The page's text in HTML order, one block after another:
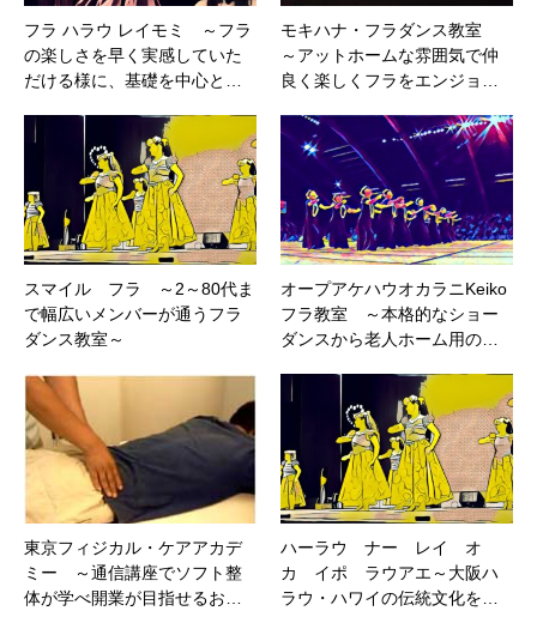
フラ ハラウ レイモミ ～フラ
の楽しさを早く実感していた
だける様に、基礎を中心と…
モキハナ・フラダンス教室
～アットホームな雰囲気で仲
良く楽しくフラをエンジョ…
スマイル フラ ～2～80代ま
で幅広いメンバーが通うフラ
ダンス教室～
オープアケハウオカラニKeiko
フラ教室 ～本格的なショー
ダンスから老人ホーム用の…
東京フィジカル・ケアアカデ
ミー ～通信講座でソフト整
体が学べ開業が目指せるお…
ハーラウ ナー レイ オ
カ イポ ラウアエ～大阪ハ
ラウ・ハワイの伝統文化を…